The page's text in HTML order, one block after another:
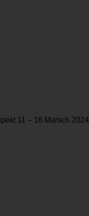
11 – 16 Marsch 2024